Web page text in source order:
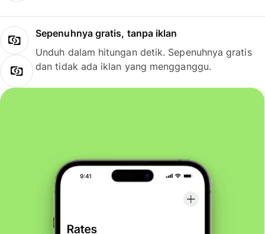
Sepenuhnya gratis, tanpa iklan
Unduh dalam hitungan detik. Sepenuhnya gratis
dan tidak ada iklan yang mengganggu.